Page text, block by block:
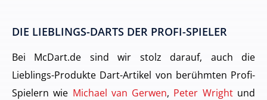
DIE LIEBLINGS-DARTS DER PROFI-SPIELER
Bei McDart.de sind wir stolz darauf, auch die
Lieblings-Produkte Dart-Artikel von berühmten Profi-
Spielern wie Michael van Gerwen, Peter Wrightund